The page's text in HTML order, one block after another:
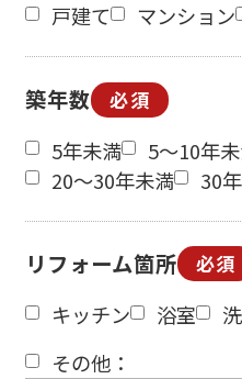
戸建て マンション
築年数 必須
5年未満 5～10年
20～30年未満
30
リフォーム箇所 必須
キッチン 浴室
その他：